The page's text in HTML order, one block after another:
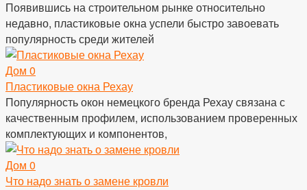
Появившись на строительном рынке относительно
недавно, пластиковые окна успели быстро завоевать
популярность среди жителей
Дом 0
Пластиковые окна Рехау
Популярность окон немецкого бренда Рехау связана с
качественным профилем, использованием проверенных
комплектующих и компонентов,
Дом 0
Что надо знать о замене кровли